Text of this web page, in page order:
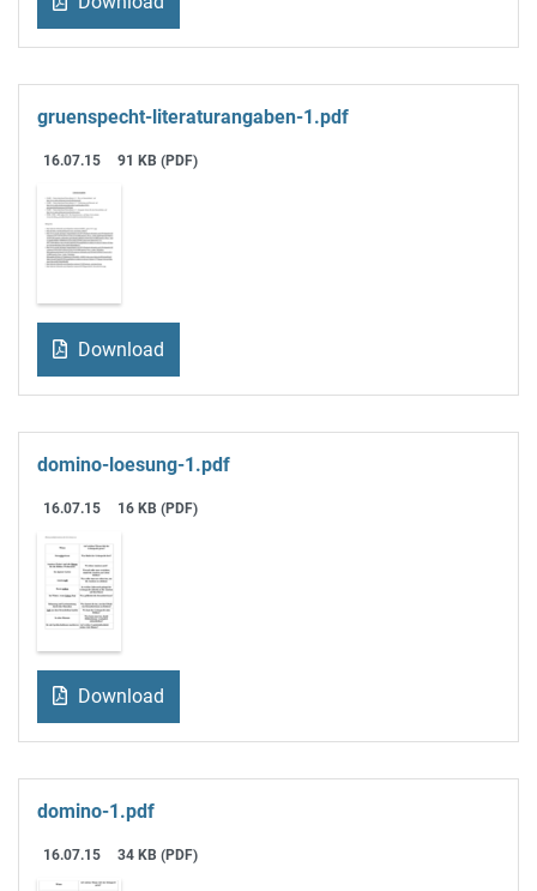
gruenspecht-literaturangaben-1.pdf
16.07.15 91 KB (PDF)
Download
domino-loesung-1.pdf
16.07.15 16 KB (PDF)
Download
domino-1.pdf
16.07.15 34 KB (PDF)